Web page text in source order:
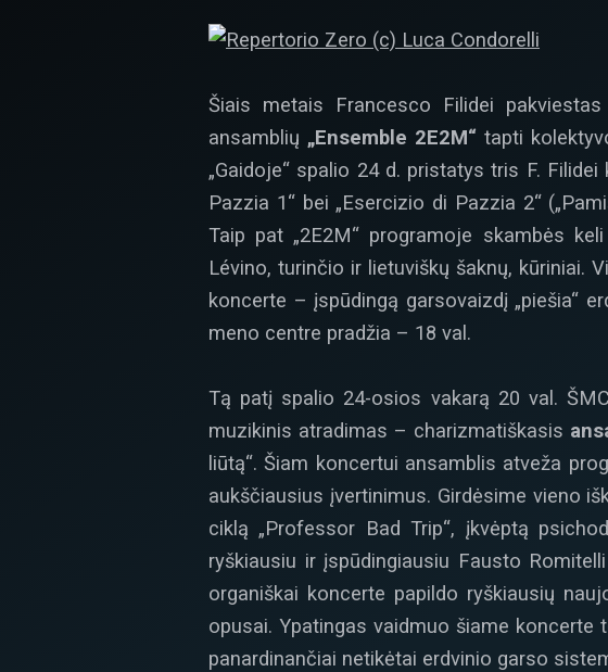
Šiais metais Francesco Filidei
ansamblių „Ensemble 2E2M“tapti
„Gaidoje“ spalio 24 d. pristatys tris F.
Pazzia 1“ bei „Esercizio di Pazzia 2“
Taip pat „2E2M“ programoje skambės
Lévino, turinčio ir lietuviškų šaknų, kūriniai.
koncerte – įspūdingą garsovaizdį „piešia“
meno centre pradžia – 18 val.
Tą patį spalio 24-osios vakarą 20 val.
muzikinis atradimas – charizmatiškasis
liūtą“. Šiam koncertui ansamblis atveža
aukščiausius įvertinimus. Girdėsime vieno
ciklą „Professor Bad Trip“, įkvėptą
ryškiausiu ir įspūdingiausiu Fausto
organiškai koncerte papildo ryškiausių
opusai. Ypatingas vaidmuo šiame
panardinančiai netikėtai erdvinio garso